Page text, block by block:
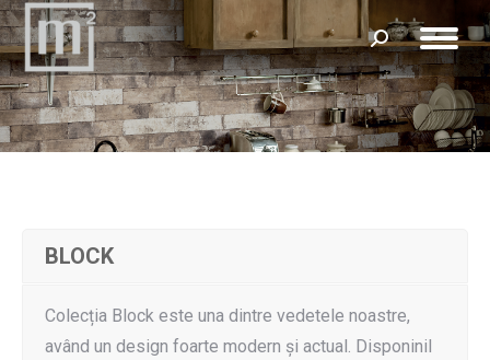
Search:
BLOCK
Colecția Block este una dintre vedetele noastre,
având un design foarte modern și actual. Disponinil